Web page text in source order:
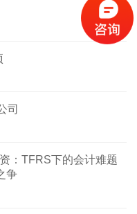
司
：TFRS下的会计难题
争